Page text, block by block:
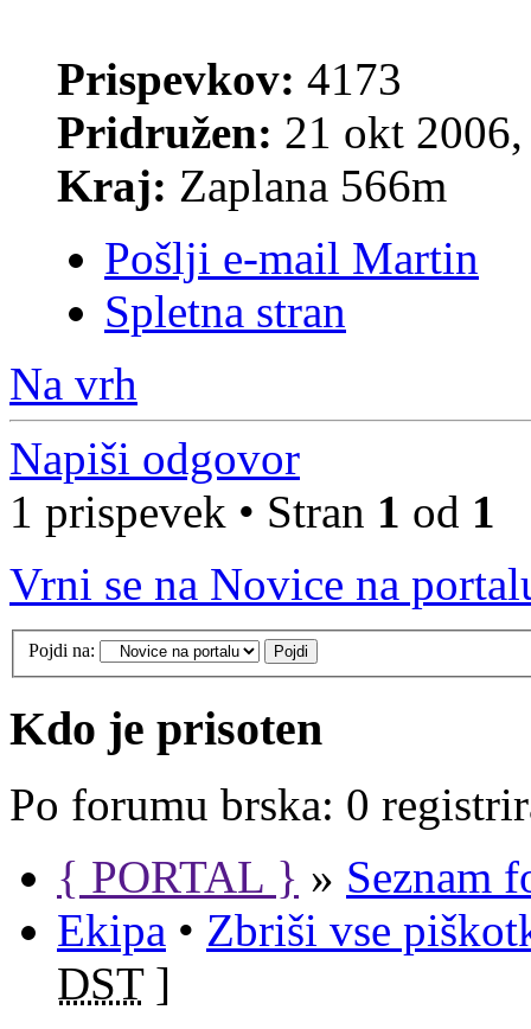
Prispevkov: 4173
Pridružen: 21 okt
Kraj: Zaplana 566m
Pošlji e-mail Martin
Spletna stran
Na vrh
Napiši odgovor
1 prispevek • Stran 1 od 1
Vrni se na Novice na
Pojdi na:
Kdo je prisoten
Po forumu brska: 0
{ PORTAL } » Seznam
Ekipa • Zbriši vse
DST]